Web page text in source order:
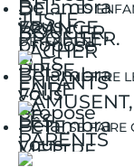
LES
DÉTENDENT.
METTRE
SE FAIRE